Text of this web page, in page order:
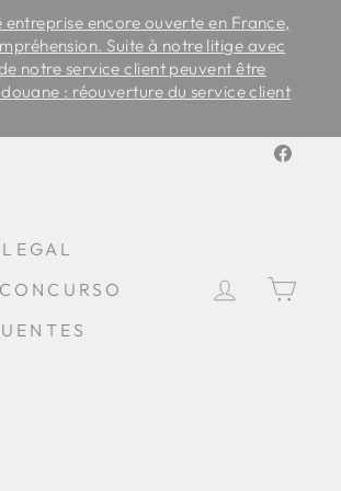
entreprise encore ouverte en France,
Suite à notre litige avec
notre service client peuvent être
: réouverture du service client
CONCURSO
ENTRAR